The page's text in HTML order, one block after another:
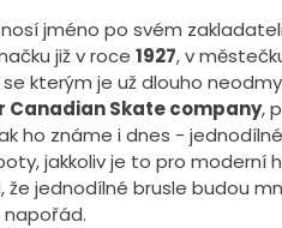
nosí jméno po svém
již v roce1927, v
kterým je už dlouho
Canadian Skate company,
ho známe i dnes -
jakkoliv je to pro moderní
že jednodílné brusle budou